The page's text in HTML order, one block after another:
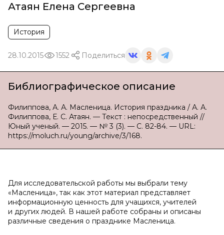
Атаян Елена Сергеевна
История
28.10.2015 1552 Поделиться
Библиографическое описание
Филиппова, А. А. Масленица. История праздника / А. А.
Филиппова, Е. С. Атаян. — Текст : непосредственный //
Юный ученый. — 2015. — № 3 (3). — С. 82-84. — URL:
https://moluch.ru/young/archive/3/168.
Для исследовательской работы мы выбрали тему
«Масленица», так как этот материал представляет
информационную ценность для учащихся, учителей
и других людей. В нашей работе собраны и описаны
различные сведения о празднике Масленица.